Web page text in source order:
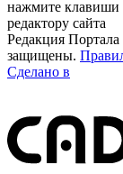
нажмите клавиши
редактору сайта
Редакция
защищены.
Сделано в